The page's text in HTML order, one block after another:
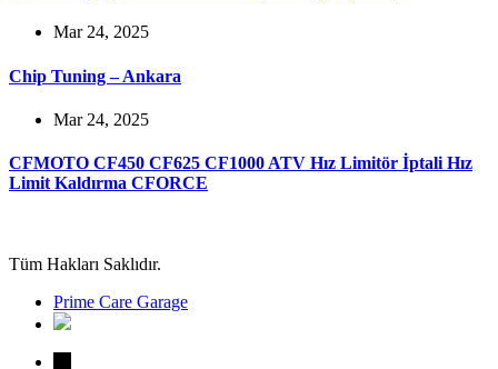
Mar 24, 2025
Chip Tuning – Ankara
Mar 24, 2025
CFMOTO CF450 CF625 CF1000 ATV Hız Limitör İptali Hız
Limit Kaldırma CFORCE
Tüm Hakları Saklıdır.
Prime Care Garage